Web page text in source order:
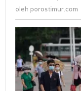
oleh porostimur.com